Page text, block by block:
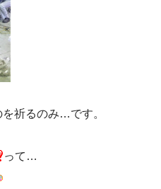
祈るのみ…です。
って…